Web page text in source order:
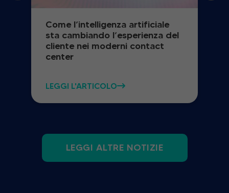
Come l’intelligenza artificiale
sta cambiando l’esperienza del
cliente nei moderni contact
center
LEGGI L'ARTICOLO
LEGGI ALTRE NOTIZIE